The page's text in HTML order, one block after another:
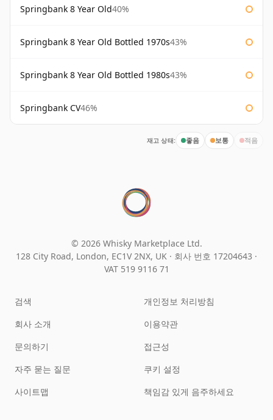
Springbank 8 Year Old40%
Springbank 8 Year Old Bottled 1970s43%
Springbank 8 Year Old Bottled 1980s43%
Springbank CV46%
재고 상태: 좋음 보통 적음
© 2026 Whisky Marketplace Ltd.
128 City Road, London, EC1V 2NX, UK · 회사 번호 17204643 ·
VAT 519 9116 71
검색
회사 소개
문의하기
자주 묻는 질문
사이트맵
개인정보 처리방침
이용약관
접근성
쿠키 설정
책임감 있게 음주하세요